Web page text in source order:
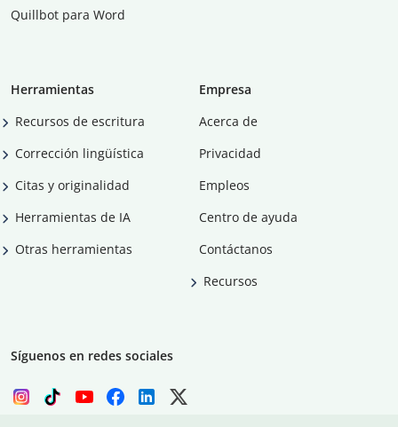
Quillbot para Word
Herramientas
Recursos de escritura
Corrección lingüística
Citas y originalidad
Herramientas de IA
Otras herramientas
Empresa
Acerca de
Privacidad
Empleos
Centro de ayuda
Contáctanos
Recursos
Síguenos en redes sociales